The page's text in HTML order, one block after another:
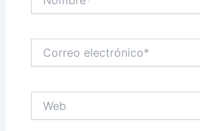
electrónico*